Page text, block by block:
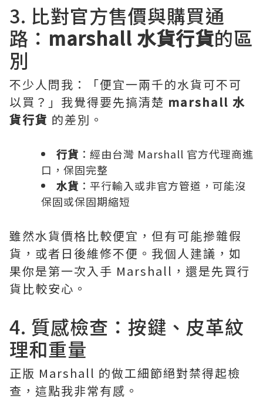
3. 比對官方售價與購買通
路： marshall 水貨行貨的區
別
不少人問我：「便宜一兩千的水貨可不可
以買？」我覺得要先搞清楚 marshall 水
貨行貨 的差別。
行貨 ：經由台灣 Marshall 官方代理商進
口，保固完整
水貨 ：平行輸入或非官方管道，可能沒
保固或保固期縮短
雖然水貨價格比較便宜，但有可能摻雜假
貨，或者日後維修不便。我個人建議，如
果你是第一次入手 Marshall，還是先買行
貨比較安心。
4. 質感檢查：按鍵、皮革紋
理和重量
正版 Marshall 的做工細節絕對禁得起檢
查，這點我非常有感。